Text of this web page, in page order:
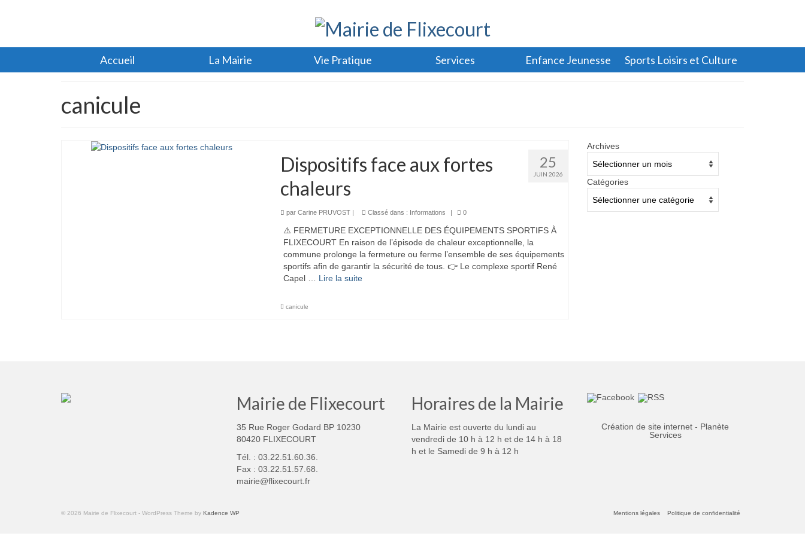
Accueil La Mairie Vie Pratique Services Enfance Jeunesse Sports Loisirs et Culture
canicule
25
JUIN 2026
Dispositifs face aux fortes
chaleurs
par Carine PRUVOST| Classé dans : Informations | 0
⚠️ FERMETURE EXCEPTIONNELLE DES ÉQUIPEMENTS SPORTIFS À
FLIXECOURT En raison de l’épisode de chaleur exceptionnelle, la
commune prolonge la fermeture ou ferme l’ensemble de ses équipements
sportifs afin de garantir la sécurité de tous. 👉 Le complexe sportif René
Capel … Lire la suite­­
canicule
Archives
Catégories
Mairie de Flixecourt
35 Rue Roger Godard BP 10230
80420 FLIXECOURT
Tél. : 03.22.51.60.36.
Fax : 03.22.51.57.68.
mairie@flixecourt.fr
Horaires de la Mairie
La Mairie est ouverte du lundi au
vendredi de 10 h à 12 h et de 14 h à 18
h et le Samedi de 9 h à 12 h
Création de site internet - Planète
Services
Mentions légales Politique de confidentialité
© 2026 Mairie de Flixecourt - WordPress Theme by Kadence WP